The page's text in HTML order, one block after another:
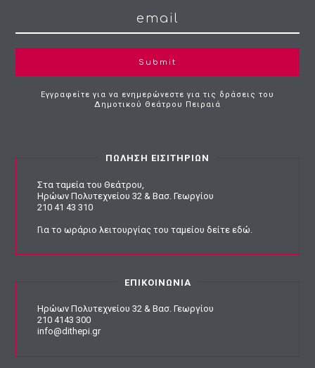
Submit
Εγγραφείτε για να ενημερώνεστε για τις δράσεις του
Δημοτικού Θεάτρου Πειραιά
ΠΩΛΗΣΗ ΕΙΣΙΤΗΡΙΩΝ
Στα ταμεία του Θεάτρου,
Ηρώων Πολυτεχνείου 32 & Βασ. Γεωργίου
210 41 43 310
Για το ωράριο λειτουργίας του ταμείουδείτε εδώ
ΕΠΙΚΟΙΝΩΝΙΑ
Ηρώων Πολυτεχνείου 32 & Βασ. Γεωργίου
210 4143 300
info@dithepi.gr